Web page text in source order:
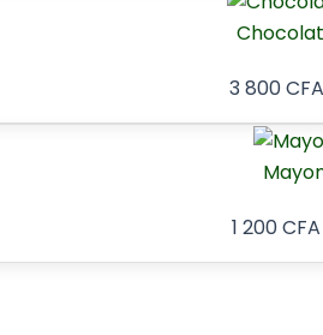
3 800CFA
1 200CFA